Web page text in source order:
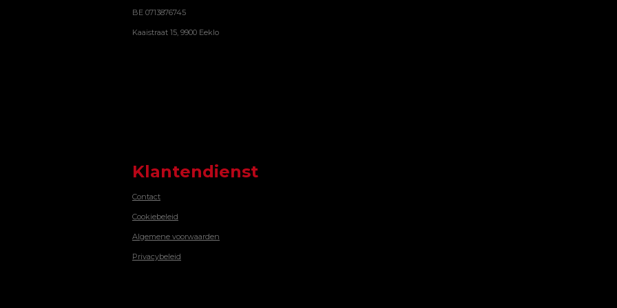
BE 0713876745
Kaaistraat 15, 9900 Eeklo
Klantendienst
Contact
Cookiebeleid
Algemene voorwaarden
Privacybeleid